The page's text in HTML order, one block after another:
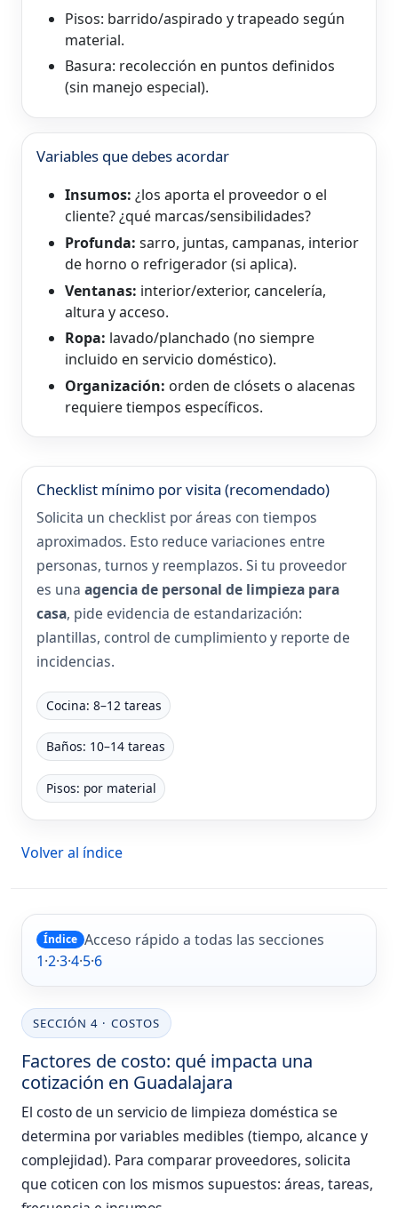
Pisos: barrido/aspirado y trapeado según
material.
Basura: recolección en puntos definidos
(sin manejo especial).
Variables que debes acordar
Insumos: ¿los aporta el proveedor o el
cliente? ¿qué marcas/sensibilidades?
Profunda: sarro, juntas, campanas, interior
de horno o refrigerador (si aplica).
Ventanas: interior/exterior, cancelería,
altura y acceso.
Ropa: lavado/planchado (no siempre
incluido en servicio doméstico).
Organización: orden de clósets o alacenas
requiere tiempos específicos.
Checklist mínimo por visita (recomendado)
Solicita un checklist por áreas con tiempos
aproximados. Esto reduce variaciones entre
personas, turnos y reemplazos. Si tu proveedor
es una agencia de personal de limpieza para
casa, pide evidencia de estandarización:
plantillas, control de cumplimiento y reporte de
incidencias.
Cocina: 8–12 tareas
Baños: 10–14 tareas
Pisos: por material
Volver al índice
Índice Acceso rápido a todas las secciones
1·2·3·4·5·6
SECCIÓN 4 · COSTOS
Factores de costo: qué impacta una
cotización en Guadalajara
El costo de un servicio de limpieza doméstica se
determina por variables medibles (tiempo, alcance y
complejidad). Para comparar proveedores, solicita
que coticen con los mismos supuestos: áreas, tareas,